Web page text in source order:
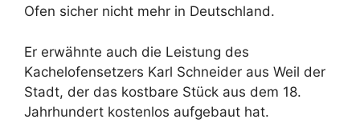
Ofen sicher nicht mehr in Deutschland.
Er erwähnte auch die Leistung des
Kachelofensetzers Karl Schneider aus Weil der
Stadt, der das kostbare Stück aus dem 18.
Jahrhundert kostenlos aufgebaut hat.